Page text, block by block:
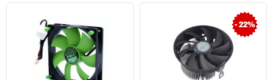
- 22%